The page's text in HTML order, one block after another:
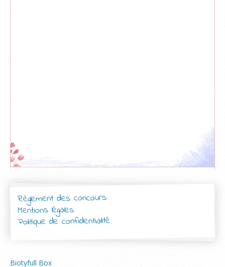
Règlement des concours
Mentions légales
Politique de confidentialité
Biotyfull Box